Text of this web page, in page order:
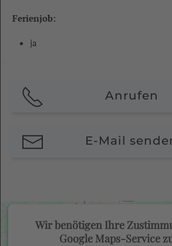
Ferienjob:
ja
Anrufen
E-Mail
Wir benötigen Ihre
Google Maps-Service